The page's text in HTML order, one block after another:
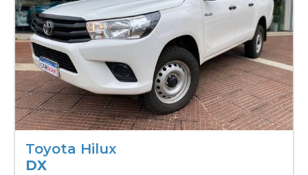
Toyota Hilux
DX